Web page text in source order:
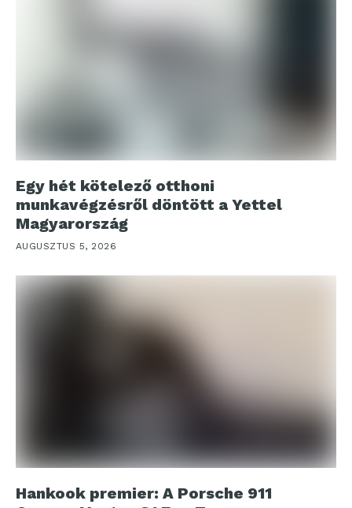
Egy hét kötelező otthoni
munkavégzésről döntött a Yettel
Magyarország
AUGUSZTUS 5, 2026
Hankook premier: A Porsche 911